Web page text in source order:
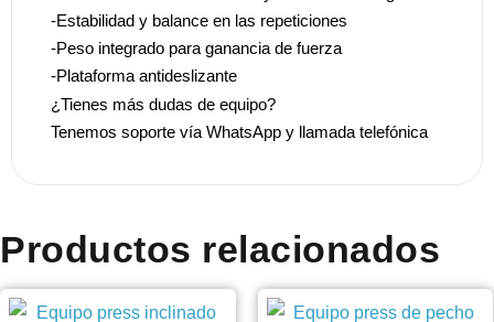
-Estabilidad y balance en las repeticiones
-Peso integrado para ganancia de fuerza
-Plataforma antideslizante
¿Tienes más dudas de equipo?
Tenemos soporte vía WhatsApp y llamada telefónica
Productos relacionados